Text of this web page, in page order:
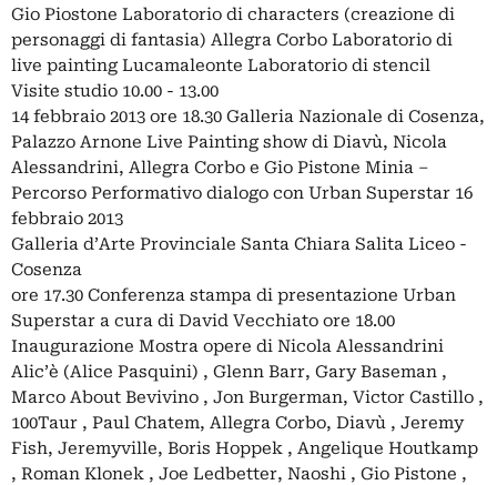
Gio Piostone Laboratorio di characters (creazione di
personaggi di fantasia) Allegra Corbo Laboratorio di
live painting Lucamaleonte Laboratorio di stencil
Visite studio 10.00 - 13.00
14 febbraio 2013 ore 18.30 Galleria Nazionale di Cosenza,
Palazzo Arnone Live Painting show di Diavù, Nicola
Alessandrini, Allegra Corbo e Gio Pistone Minia –
Percorso Performativo dialogo con Urban Superstar 16
febbraio 2013
Galleria d’Arte Provinciale Santa Chiara Salita Liceo -
Cosenza
ore 17.30 Conferenza stampa di presentazione Urban
Superstar a cura di David Vecchiato ore 18.00
Inaugurazione Mostra opere di Nicola Alessandrini
Alic’è (Alice Pasquini) , Glenn Barr, Gary Baseman ,
Marco About Bevivino , Jon Burgerman, Victor Castillo ,
100Taur , Paul Chatem, Allegra Corbo, Diavù , Jeremy
Fish, Jeremyville, Boris Hoppek , Angelique Houtkamp
, Roman Klonek , Joe Ledbetter, Naoshi , Gio Pistone ,